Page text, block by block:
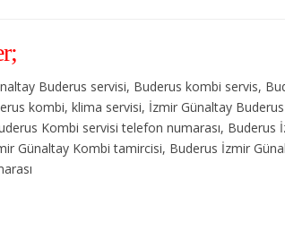
Buderus servisi, Buderus kombi servis,
kombi, klima servisi, İzmir Günaltay
Kombi servisi telefon numarası,
Günaltay Kombi tamircisi, Buderus İzmir